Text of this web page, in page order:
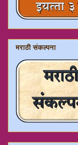
मराठी संकल्पना